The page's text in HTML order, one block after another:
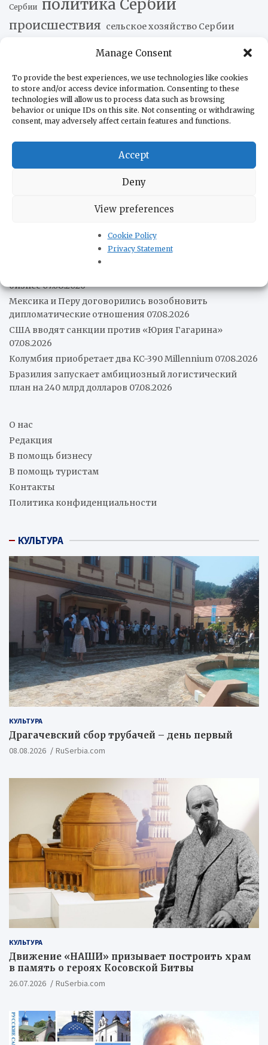
Manage Consent
To provide the best experiences, we use technologies like cookies
to store and/or access device information. Consenting to these
technologies will allow us to process data such as browsing
behavior or unique IDs on this site. Not consenting or withdrawing
consent, may adversely affect certain features and functions.
Accept
Deny
View preferences
Cookie Policy
Privacy Statement
Сербии политика Сербии
происшествия сельское хозяйство Сербии
сербский
ситуация в Косово
экономика Сербии
Новости наших друзей
Умер Хорхе Месси, отец Лионеля Месси08.08.2026
Трамп в поисках кубинских коллаборационистов
08.08.2026
Абелардо де ла Эсприэлья вступил в должность
Промышленное производство в Аргентине
Китай передал Кубе второй гуманитарный груз — 5 000
фотоэлектрических систем
бизнес07.08.2026
Мексика и Перу договорились возобновить
дипломатические отношения 07.08.2026
США вводят санкции против «Юрия Гагарина»
07.08.2026
Колумбия приобретает два KC-390 Millennium 07.08.2026
Бразилия запускает амбициозный логистический
план на 240 млрд долларов 07.08.2026
О нас
Редакция
В помощь бизнесу
В помощь туристам
Контакты
Политика конфиденциальности
КУЛЬТУРА
КУЛЬТУРА
Драгачевский сбор трубачей – день первый
08.08.2026 RuSerbia.com
КУЛЬТУРА
Движение «НАШИ» призывает построить храм
в память о героях Косовской Битвы
26.07.2026 RuSerbia.com